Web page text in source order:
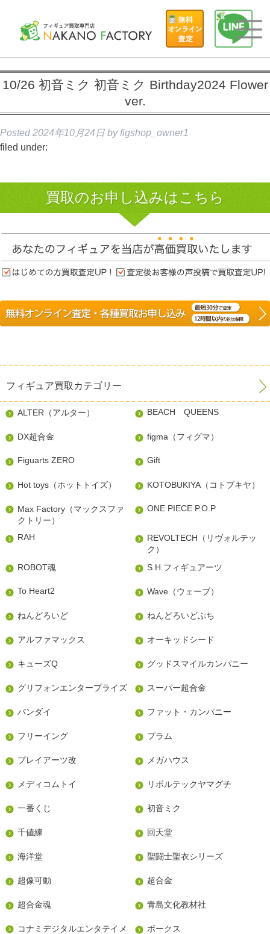
10/26 初音ミク 初音ミク Birthday2024 Flower
ver.
Posted 2024年10月24日 by figshop_owner1
filed under:
買取のお申し込みはこちら
フィギュア買取カテゴリー
ALTER（アルター） BEACH QUEENS
DX超合金 figma（フィグマ）
Figuarts ZERO Gift
Hot toys（ホットトイズ） KOTOBUKIYA（コトブキヤ）
Max Factory（マックスファ
クトリー）
ONE PIECE P.O.P
RAH
REVOLTECH（リヴォルテッ
ク）
ROBOT魂
S.H.フィギュアーツ
To Heart2 Wave（ウェーブ）
ねんどろいど ねんどろいどぷち
アルファマックス オーキッドシード
キューズQ グッドスマイルカンパニー
グリフォンエンタープライズ スーパー超合金
バンダイ ファット・カンパニー
フリーイング プラム
プレイアーツ改 メガハウス
メディコムトイ リボルテックヤマグチ
一番くじ 初音ミク
千値練 回天堂
海洋堂 聖闘士聖衣シリーズ
超像可動 超合金
超合金魂 青島文化教材社
コナミデジタルエンタテイメ
ボークス